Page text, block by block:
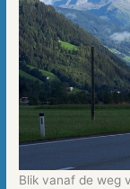
Blik vanaf de weg